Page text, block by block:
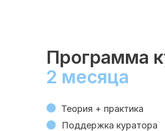
Программа
2 месяца
Теория + практика
Поддержка куратора